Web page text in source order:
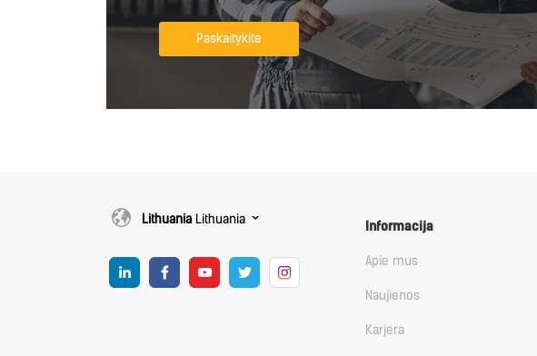
Paskaitykite
Lithuania Lithuania Informacija
Apie mus
Naujienos
Karjera